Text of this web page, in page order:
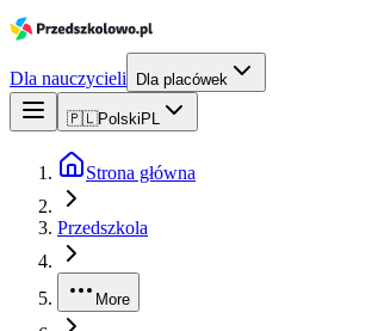
Dla nauczycieli Dla placówek
🇵🇱Polski PL
Strona główna
Przedszkola
More